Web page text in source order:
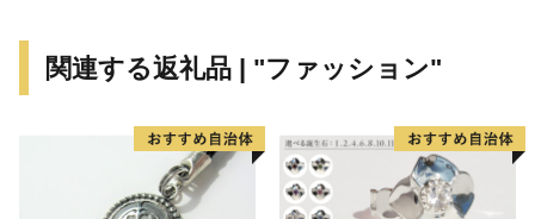
鎌倉市は、総務大臣通知により、ふるさと納税の対象と
なる地方団体としての指定を受けております。
関連する返礼品 | "ファッション"